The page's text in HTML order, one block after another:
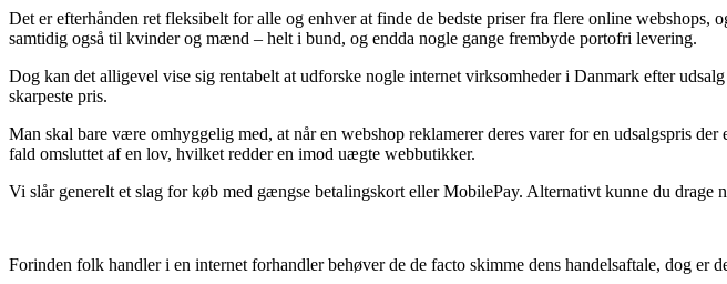
Det er efterhånden ret fleksibelt for alle og enhver at finde de bedste priser fra flere online
samtidig også til kvinder og mænd – helt i bund, og endda nogle gange frembyde portofri levering.
Dog kan det alligevel vise sig rentabelt at udforske nogle internet virksomheder i Danmark efter
skarpeste pris.
Man skal bare være omhyggelig med, at når en webshop reklamerer deres varer for en udsalgspris
fald omsluttet af en lov, hvilket redder en imod uægte webbutikker.
Vi slår generelt et slag for køb med gængse betalingskort eller MobilePay. Alternativt kunne du
Forinden folk handler i en internet forhandler behøver de de facto skimme dens handelsaftale, dog er